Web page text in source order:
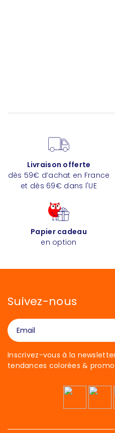
Livraison offerte
dès 59€ d’achat en France
et dès 69€ dans l'UE
Papier cadeau
en option
Suivez-nous
Inscrivez-vous à la
tendances colorées &